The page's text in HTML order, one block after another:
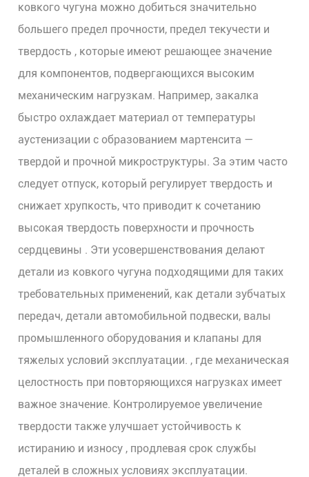
ковкого чугуна можно добиться значительно
большего предел прочности, предел текучести и
твердость , которые имеют решающее значение
для компонентов, подвергающихся высоким
механическим нагрузкам. Например, закалка
быстро охлаждает материал от температуры
аустенизации с образованием мартенсита —
твердой и прочной микроструктуры. За этим часто
следует отпуск, который регулирует твердость и
снижает хрупкость, что приводит к сочетанию
высокая твердость поверхности и прочность
сердцевины . Эти усовершенствования делают
детали из ковкого чугуна подходящими для таких
требовательных применений, какдетали зубчатых
передач, детали автомобильной подвески, валы
промышленного оборудования и клапаны для
тяжелых условий эксплуатации. , где механическая
целостность при повторяющихся нагрузках имеет
важное значение. Контролируемое увеличение
твердости также улучшаетустойчивость к
истиранию и износу , продлевая срок службы
деталей в сложных условиях эксплуатации.